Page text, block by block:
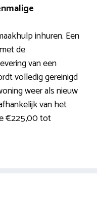
inhuren. Een
de
van een
volledig gereinigd
weer als nieuw
van het
€225,00 tot